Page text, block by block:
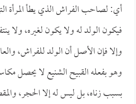
أي: لصاحب الفراش الذي يطأ المرأة
فيكون الولد له ولا يكون لغيره، ولا
وإلا فإن الأصل أن الولد للفراش،
وهو بفعله القبيح الشنيع لا يحصل
بسبب زناه، بل ليس له إلا الحجر،